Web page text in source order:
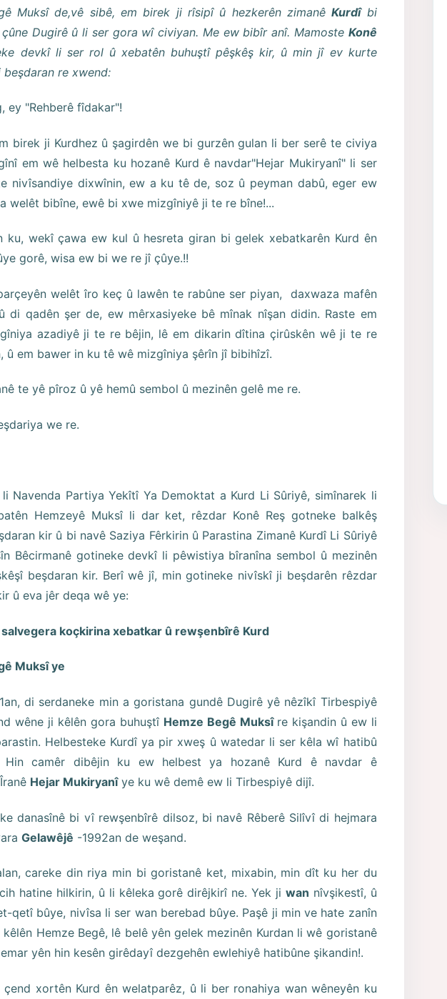
Muksî de,vê sibê, em birek ji rîsipî û hezkerên zimanêKurdîbi
Dugirê û li ser gora wî civiyan. Me ew bibîr anî. Mamoste Konê
devkî li ser rol û xebatên buhuştî pêşkêş kir, û min jî ev kurte
re xwend:
ey "Rehberê fîdakar"!
birek ji Kurdhez û şagirdên we bi gurzên gulan li ber serê te civiya
em wê helbesta ku hozanê Kurd ê navdar"Hejar Mukiryanî" li ser
nivîsandiye dixwînin, ew a ku tê de, soz û peyman dabû, eger ew
welêt bibîne, ewê bi xwe mizgîniyê ji te re bîne!...
ku, wekî çawa ew kul û hesreta giran bi gelek xebatkarên Kurd ên
gorê, wisa ew bi we re jî çûye.!!
welêt îro keç û lawên te rabûne ser piyan, daxwaza mafên
di qadên şer de, ew mêrxasiyeke bê mînak nîşan didin. Raste em
azadiyê ji te re bêjin, lê em dikarin dîtina çirûskên wê ji te re
û em bawer in ku tê wê mizgîniya şêrîn jî bibihîzî.
te yê pîroz û yê hemû sembol û mezinên gelê me re.
we re.
Navenda Partiya Yekîtî Ya Demoktat a Kurd Li Sûriyê, simînarek li
Hemzeyê Muksî li dar ket, rêzdar Konê Reş gotneke balkêş
kir û bi navê Saziya Fêrkirin û Parastina Zimanê Kurdî Li Sûriyê
Bêcirmanê gotineke devkî li pêwistiya bîranîna sembol û mezinên
beşdaran kir. Berî wê jî, min gotineke nivîskî ji beşdarên rêzdar
û eva jêr deqa wê ye:
salvegera koçkirina xebatkar û rewşenbîrê Kurd
Muksî ye
di serdaneke min a goristana gundê Dugirê yê nêzîkî Tirbespiyê
wêne ji kêlên gora buhuştî Hemze Begê Muksî re kişandin û ew li
Helbesteke Kurdî ya pir xweş û watedar li ser kêla wî hatibû
Hin camêr dibêjin ku ew helbest ya hozanê Kurd ê navdar ê
Hejar Mukiryanîye ku wê demê ew li Tirbespiyê dijî.
danasînê bi vî rewşenbîrê dilsoz, bi navê Rêberê Silîvî di hejmara
Gelawêjê -1992an de weşand.
careke din riya min bi goristanê ket, mixabin, min dît ku her du
hatine hilkirin, û li kêleka gorê dirêjkirî ne. Yek ji wan nîvşikestî, û
qetî bûye, nivîsa li ser wan berebad bûye. Paşê ji min ve hate zanîn
kêlên Hemze Begê, lê belê yên gelek mezinên Kurdan li wê goristanê
yên hin kesên girêdayî dezgehên ewlehiyê hatibûne şikandin!.
çend xortên Kurd ên welatparêz, û li ber ronahiya wan wêneyên ku